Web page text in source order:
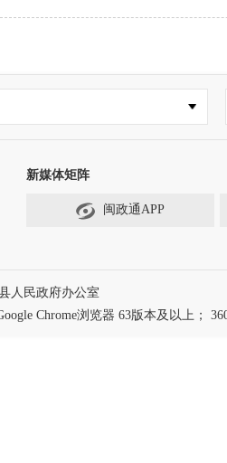
新媒体矩阵
闽政通APP
人民政府办公室
Chrome浏览器 63版本及以上；